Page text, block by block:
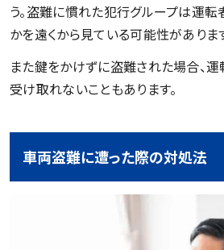
う。盗難に慣れた犯行グループは運
かを遠くから見ている可能性がありま
また鍵をかけずに盗難された場合、
受け取れないこともあります。
車両盗難に遭った際の対処法